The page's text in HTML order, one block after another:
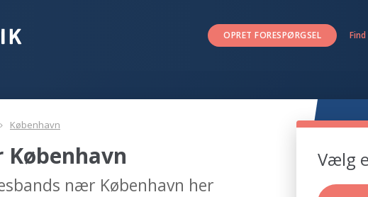
OPRET FORESPØRGSEL
København
nær København her
Vælg